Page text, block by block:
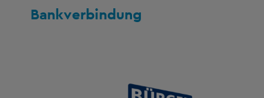
Bankverbindung